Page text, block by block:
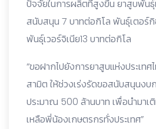
ปัจจัยในการผลิตที่สูงขึ้น ยาสูบพันธุ์
สนับสนุน 7 บาทต่อกิโล พันธุ์เตอร์
พันธุ์เวอร์จิเนีย13 บาทต่อกิโล
“ขอฝากไปยังการยาสูบแห่งประเท
สามิต ให้ช่วงเร่งรัดขอสนับสนุนงบ
ประมาณ 500 ล้านบาท เพื่อนำมาเ
เหลือพี่น้องเกษตรกรทั่งประเทศ”